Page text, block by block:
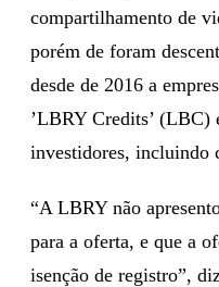
compartilhamento de
porém de foram
desde de 2016 a
’LBRY Credits’
investidores, incluindo
“A LBRY não
para a oferta, e que a
isenção de registro”,